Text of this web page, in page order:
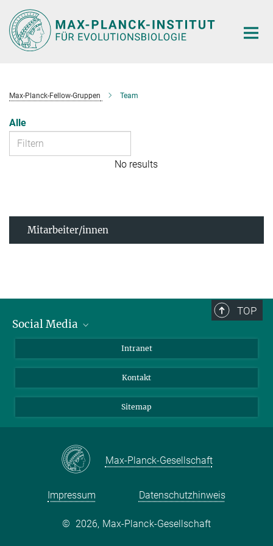
Hauptinhalt
Max-Planck-Fellow-Gruppen Team
Alle
No results
Mitarbeiter/innen
TOP
Social Media
LinkedIn
Intranet
Kontakt
Sitemap
Max-Planck-Gesellschaft
Impressum Datenschutzhinweis
© 2026, Max-Planck-Gesellschaft